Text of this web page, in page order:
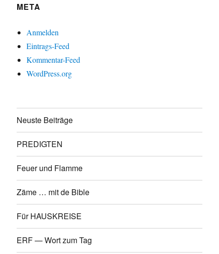
META
Anmelden
Eintrags-Feed
Kommentar-Feed
WordPress.org
Neuste Beiträge
PREDIGTEN
Feuer und Flamme
Zäme … mit de Bible
Für HAUSKREISE
ERF — Wort zum Tag